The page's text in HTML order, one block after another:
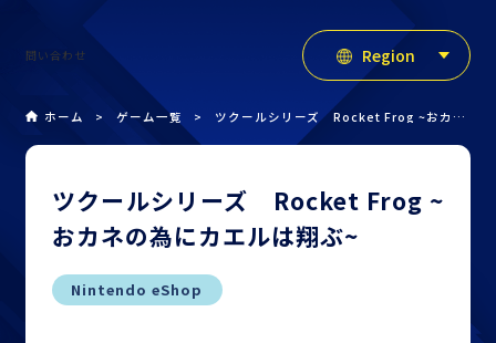
問い合わせ Region
Japan
ホーム ゲーム一覧 ツクールシリーズ Rocket Frog ~おカネの為にカエルは翔ぶ~
ツクールシリーズ Rocket Frog ~
おカネの為にカエルは翔ぶ~
Nintendo eShop